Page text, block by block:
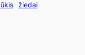
žiedai